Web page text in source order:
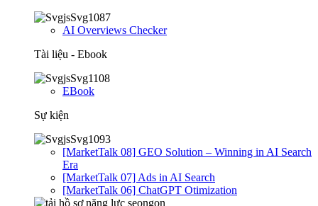
AI Overviews Checker
Tài liệu - Ebook
EBook
Sự kiện
[MarketTalk 08] GEO Solution – Winning in AI Search
Era
[MarketTalk 07] Ads in AI Search
[MarketTalk 06] ChatGPT Otimization